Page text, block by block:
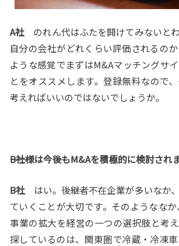
A社 のれん代はふたを開けてみないと
自分の会社がどれくらい評価されるの
ような感覚でまずはM&Aマッチングサ
とをオススメします。登録無料なので
考えればいいのではないでしょうか。
――B社様は今後もM&Aを積極的に検討され
B社 はい。後継者不在企業が多いなか
ていくことが大切です。そのようなな
事業の拡大を経営の一つの選択肢と考
探しているのは、関東圏で冷蔵・冷凍